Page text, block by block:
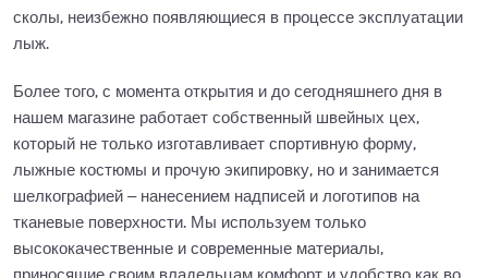
сколы, неизбежно появляющиеся в процессе эксплуатации
лыж.
Более того, с момента открытия и до сегодняшнего дня в
нашем магазине работает собственный швейных цех,
который не только изготавливает спортивную форму,
лыжные костюмы и прочую экипировку, но и занимается
шелкографией – нанесением надписей и логотипов на
тканевые поверхности. Мы используем только
высококачественные и современные материалы,
приносящие своим владельцам комфорт и удобство как во